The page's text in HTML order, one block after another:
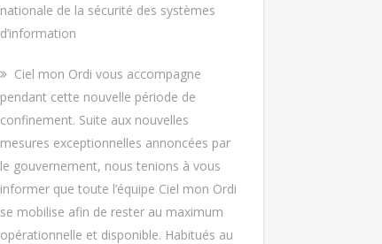
nationale de la sécurité des systèmes
d’information
Ciel mon Ordi vous accompagne
pendant cette nouvelle période de
confinement. Suite aux nouvelles
mesures exceptionnelles annoncées par
le gouvernement, nous tenions à vous
informer que toute l’équipe Ciel mon Ordi
se mobilise afin de rester au maximum
opérationnelle et disponible. Habitués au